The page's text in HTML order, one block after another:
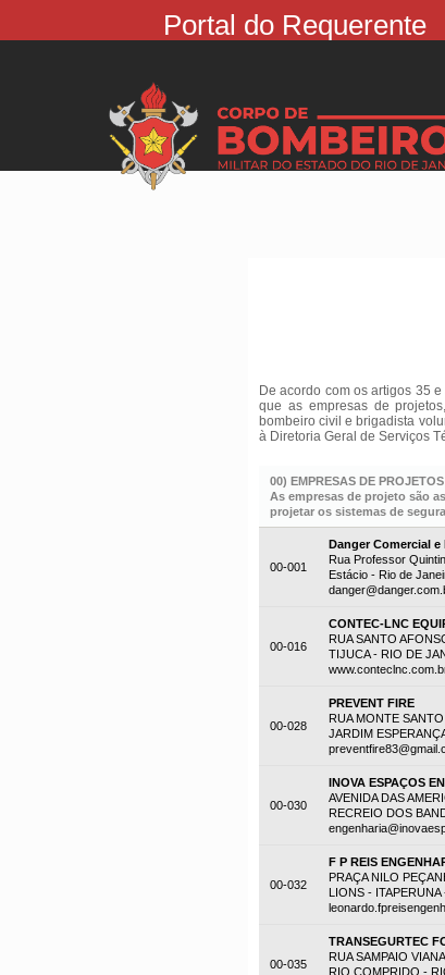
Portal do Requerente
De acordo com os artigos 35
que as empresas de
bombeiro civil e brigadista
à Diretoria Geral de Serviços
00) EMPRESAS DE PROJETOS
As empresas de projeto são
projetar os sistemas de
00-001
Danger Comercial
Rua Professor
Estácio - Rio de
00-016
CONTEC-LNC
RUA SANTO
TIJUCA - RIO DE
00-028
PREVENT FIRE
RUA MONTE
JARDIM
00-030
INOVA ESPAÇOS
AVENIDA DAS
RECREIO DOS
00-032
F P REIS
PRAÇA NILO
LIONS -
00-035
TRANSEGURTEC
RUA SAMPAIO
RIO COMPRIDO -